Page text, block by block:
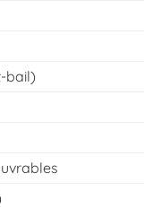
bail)